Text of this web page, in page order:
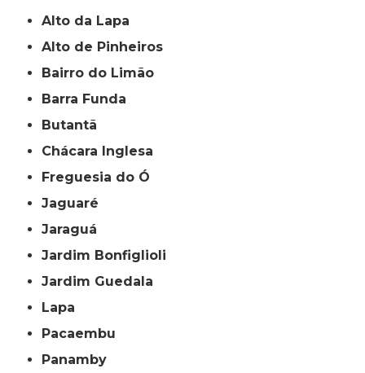
Alto da Lapa
Alto de Pinheiros
Bairro do Limão
Barra Funda
Butantã
Chácara Inglesa
Freguesia do Ó
Jaguaré
Jaraguá
Jardim Bonfiglioli
Jardim Guedala
Lapa
Pacaembu
Panamby